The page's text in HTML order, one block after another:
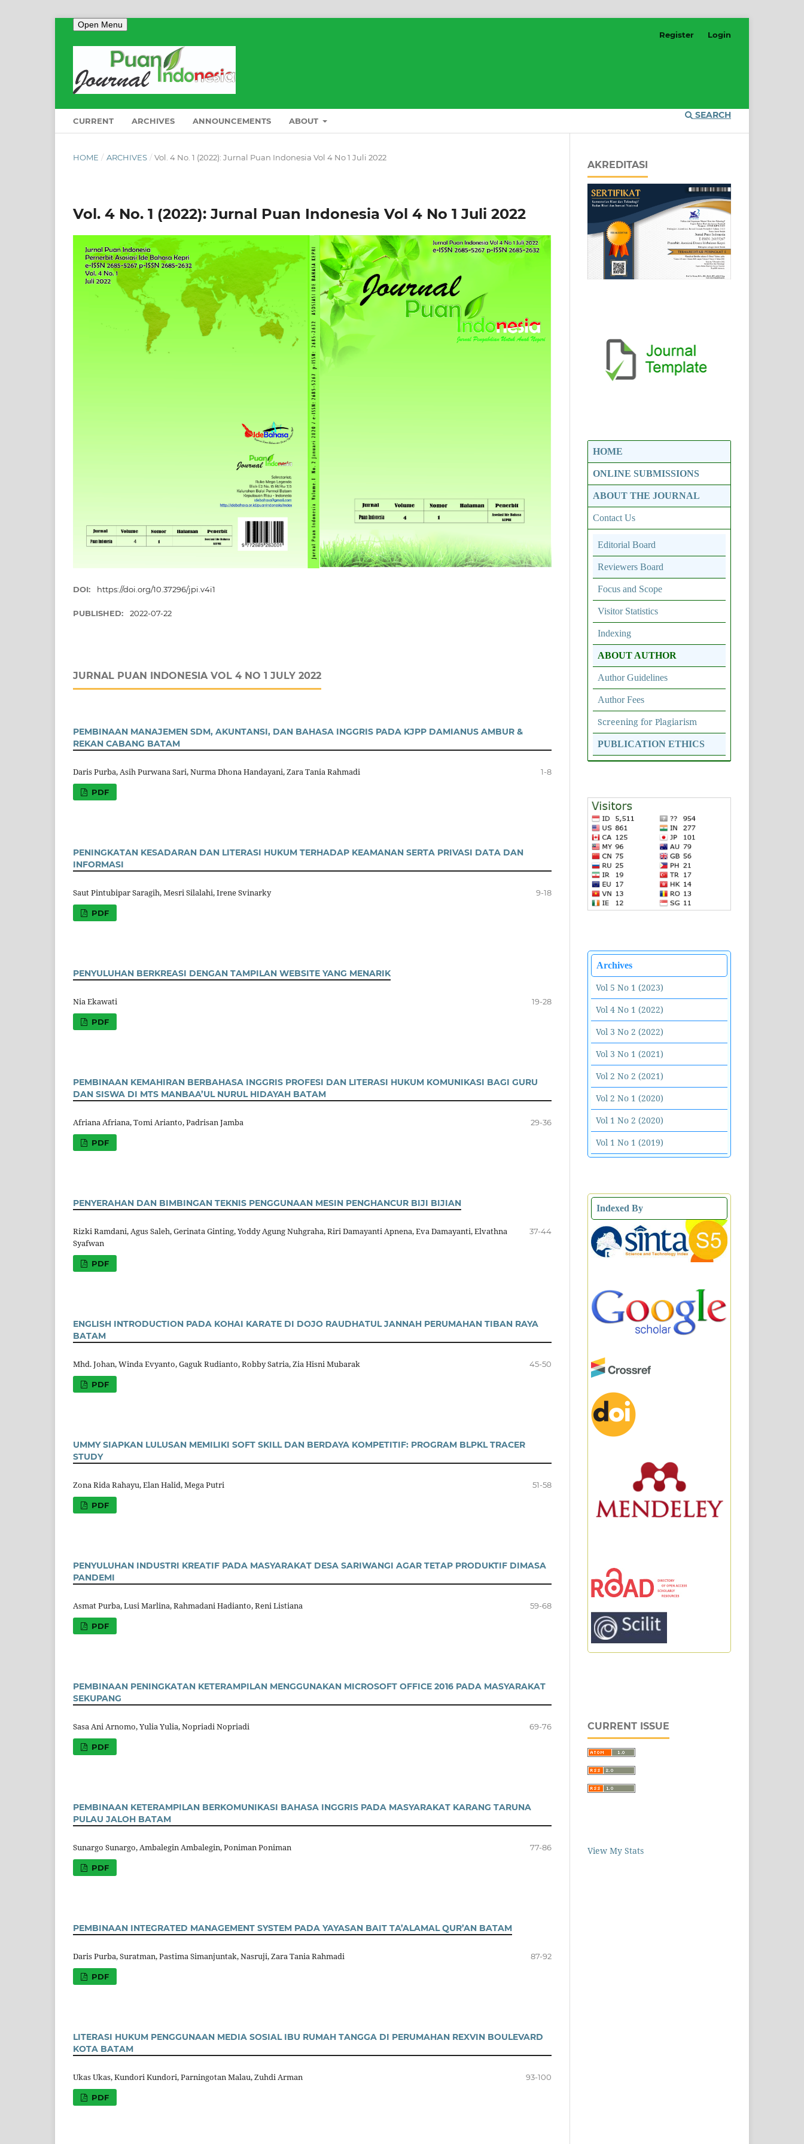
Open Menu
CURRENT ARCHIVES ANNOUNCEMENTS ABOUT
SEARCH
Register Login
HOME / ARCHIVES / Vol. 4 No. 1 (2022): Jurnal Puan Indonesia Vol 4 No 1 Juli 2022
Vol. 4 No. 1 (2022): Jurnal Puan Indonesia Vol 4 No 1 Juli 2022
DOI: https://doi.org/10.37296/jpi.v4i1
PUBLISHED: 2022-07-22
JURNAL PUAN INDONESIA VOL 4 NO 1 JULY 2022
PEMBINAAN MANAJEMEN SDM, AKUNTANSI, DAN BAHASA INGGRIS PADA KJPP DAMIANUS AMBUR &
REKAN CABANG BATAM
Daris Purba, Asih Purwana Sari, Nurma Dhona Handayani, Zara Tania Rahmadi 1-8
PDF
PENINGKATAN KESADARAN DAN LITERASI HUKUM TERHADAP KEAMANAN SERTA PRIVASI DATA DAN
INFORMASI
Saut Pintubipar Saragih, Mesri Silalahi, Irene Svinarky 9-18
PDF
PENYULUHAN BERKREASI DENGAN TAMPILAN WEBSITE YANG MENARIK
Nia Ekawati 19-28
PDF
PEMBINAAN KEMAHIRAN BERBAHASA INGGRIS PROFESI DAN LITERASI HUKUM KOMUNIKASI BAGI GURU
DAN SISWA DI MTS MANBAA’UL NURUL HIDAYAH BATAM
Afriana Afriana, Tomi Arianto, Padrisan Jamba 29-36
PDF
PENYERAHAN DAN BIMBINGAN TEKNIS PENGGUNAAN MESIN PENGHANCUR BIJI BIJIAN
Rizki Ramdani, Agus Saleh, Gerinata Ginting, Yoddy Agung Nuhgraha, Riri Damayanti Apnena, Eva Damayanti, Elvathna
Syafwan
37-44
PDF
ENGLISH INTRODUCTION PADA KOHAI KARATE DI DOJO RAUDHATUL JANNAH PERUMAHAN TIBAN RAYA
BATAM
Mhd. Johan, Winda Evyanto, Gaguk Rudianto, Robby Satria, Zia Hisni Mubarak 45-50
PDF
UMMY SIAPKAN LULUSAN MEMILIKI SOFT SKILL DAN BERDAYA KOMPETITIF: PROGRAM BLPKL TRACER
STUDY
Zona Rida Rahayu, Elan Halid, Mega Putri 51-58
PDF
PENYULUHAN INDUSTRI KREATIF PADA MASYARAKAT DESA SARIWANGI AGAR TETAP PRODUKTIF DIMASA
PANDEMI
Asmat Purba, Lusi Marlina, Rahmadani Hadianto, Reni Listiana 59-68
PDF
PEMBINAAN PENINGKATAN KETERAMPILAN MENGGUNAKAN MICROSOFT OFFICE 2016 PADA MASYARAKAT
SEKUPANG
Sasa Ani Arnomo, Yulia Yulia, Nopriadi Nopriadi 69-76
PDF
PEMBINAAN KETERAMPILAN BERKOMUNIKASI BAHASA INGGRIS PADA MASYARAKAT KARANG TARUNA
PULAU JALOH BATAM
Sunargo Sunargo, Ambalegin Ambalegin, Poniman Poniman 77-86
PDF
PEMBINAAN INTEGRATED MANAGEMENT SYSTEM PADA YAYASAN BAIT TA’ALAMAL QUR’AN BATAM
Daris Purba, Suratman, Pastima Simanjuntak, Nasruji, Zara Tania Rahmadi 87-92
PDF
LITERASI HUKUM PENGGUNAAN MEDIA SOSIAL IBU RUMAH TANGGA DI PERUMAHAN REXVIN BOULEVARD
KOTA BATAM
Ukas Ukas, Kundori Kundori, Parningotan Malau, Zuhdi Arman 93-100
PDF
AKREDITASI
HOME
ONLINE SUBMISSIONS
ABOUT THE JOURNAL
Contact Us
Editorial Board
Reviewers Board
Focus and Scope
Visitor Statistics
Indexing
ABOUT AUTHOR
Author Guidelines
Author Fees
Screening for Plagiarism
PUBLICATION ETHICS
Archives
Vol 5 No 1 (2023)
Vol 4 No 1 (2022)
Vol 3 No 2 (2022)
Vol 3 No 1 (2021)
Vol 2 No 2 (2021)
Vol 2 No 1 (2020)
Vol 1 No 2 (2020)
Vol 1 No 1 (2019)
Indexed By
CURRENT ISSUE
View My Stats